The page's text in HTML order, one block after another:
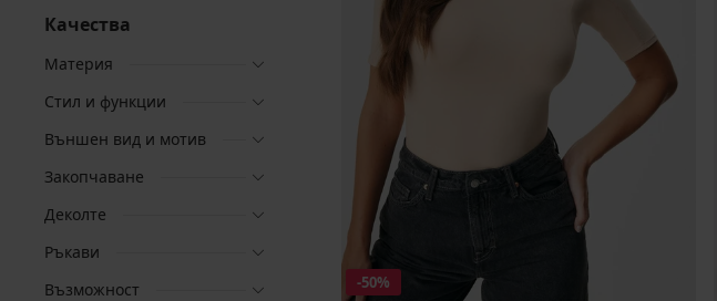
Качества
Материя
Стил и функции
Външен вид и мотив
Закопчаване
Деколте
Ръкави
Възможност
-50%